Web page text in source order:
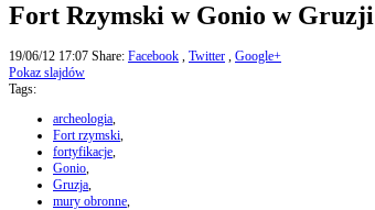
Fort Rzymski w Gonio w Gruzji
19/06/12 17:07 Share: Facebook , Twitter , Google+
Pokaz slajdów
Tags:
archeologia,
Fort rzymski,
fortyfikacje,
Gonio,
Gruzja,
mury obronne,